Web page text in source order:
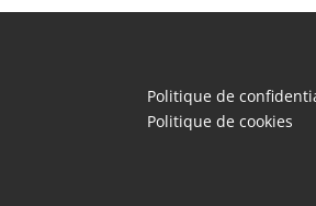
Politique de
Politique de cookies